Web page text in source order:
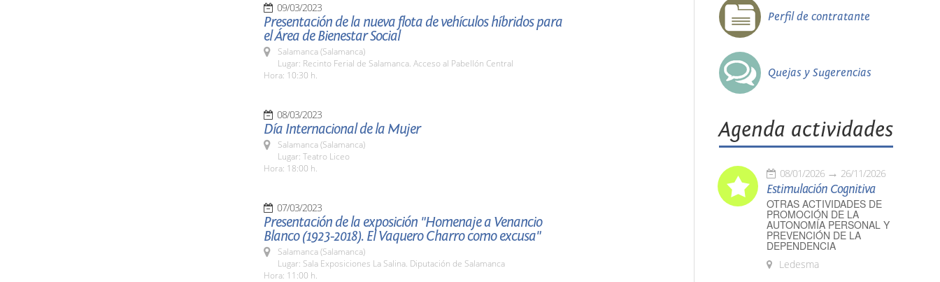
09/03/2023
Presentación de la nueva flota de vehículos híbridos para
el Área de Bienestar Social
Salamanca (Salamanca)
Lugar: Recinto Ferial de Salamanca. Acceso al Pabellón Central
Hora: 10:30 h.
08/03/2023
Día Internacional de la Mujer
Salamanca (Salamanca)
Lugar: Teatro Liceo
Hora: 18:00 h.
07/03/2023
Presentación de la exposición "Homenaje a Venancio
Blanco (1923-2018). El Vaquero Charro como excusa"
Salamanca (Salamanca)
Lugar: Sala Exposiciones La Salina. Diputación de Salamanca
Hora: 11:00 h.
Perfil de contratante
Quejas y Sugerencias
Agenda actividades
08/01/2026 26/11/2026
Estimulación Cognitiva
OTRAS ACTIVIDADES DE
PROMOCIÓN DE LA
AUTONOMÍA PERSONAL Y
PREVENCIÓN DE LA
DEPENDENCIA
Ledesma